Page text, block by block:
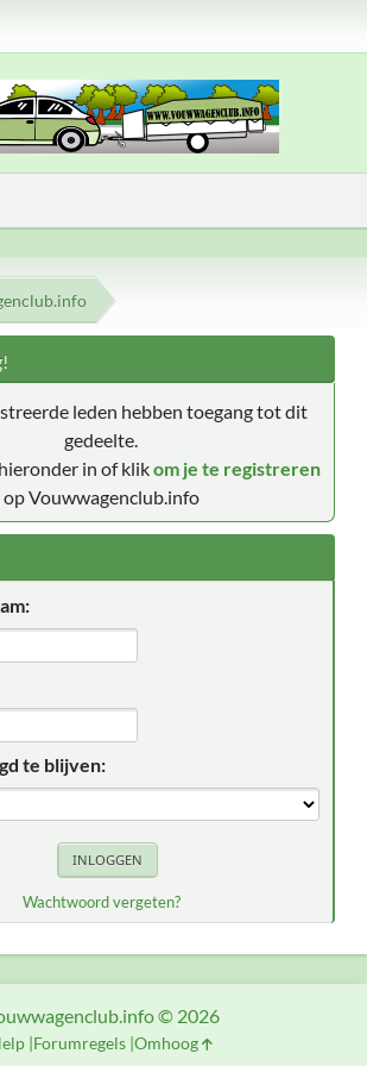
leden hebben toegang tot dit
gedeelte.
in of klikom je te registreren
op Vouwwagenclub.info
te blijven:
Wachtwoord vergeten?
© 2026
Forumregels Omhoog